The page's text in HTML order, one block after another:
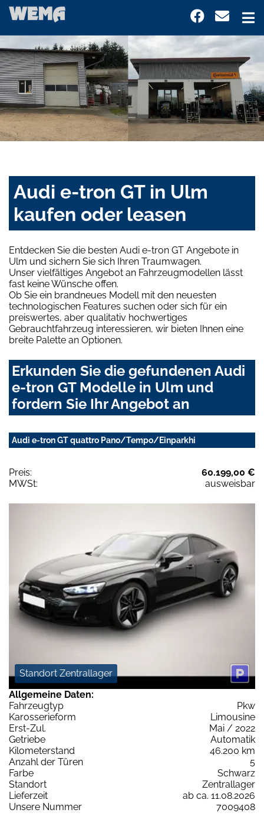
Audi e-tron GT in Ulm
kaufen oder leasen
Entdecken Sie die besten Audi e-tron GT Angebote in
Ulm und sichern Sie sich Ihren Traumwagen.
Unser vielfältiges Angebot an Fahrzeugmodellen lässt
fast keine Wünsche offen.
Ob Sie ein brandneues Modell mit den neuesten
technologischen Features suchen oder sich für ein
preiswertes, aber qualitativ hochwertiges
Gebrauchtfahrzeug interessieren, wir bieten Ihnen eine
breite Palette an Optionen.
Erkunden Sie die gefundenen Audi
e-tron GT Modelle in Ulm und
fordern Sie Ihr Angebot an
Audi e-tron GT quattro Pano/Tempo/Einparkhi
Preis:
60.199,00 €
MWSt:
ausweisbar
Standort Zentrallager
Allgemeine Daten:
Fahrzeugtyp
Pkw
Karosserieform
Limousine
Erst-Zul.
Mai / 2022
Getriebe
Automatik
Kilometerstand
46.200 km
Anzahl der Türen
5
Farbe
Schwarz
Standort
Zentrallager
Lieferzeit
ab ca. 11.08.2026
Unsere Nummer
7009408